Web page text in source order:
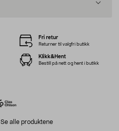
Se alle produktene
Fri retur
Returner til valgfri butikk
Klikk&Hent
Bestill på nett og hent i butikk